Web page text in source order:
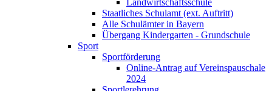
Landwirtschaftsschule
Staatliches Schulamt (ext. Auftritt)
Alle Schulämter in Bayern
Übergang Kindergarten - Grundschule
Sport
Sportförderung
Online-Antrag auf Vereinspauschale
2024